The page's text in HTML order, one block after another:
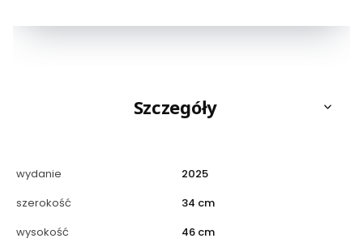
Szczegóły
wydanie
2025
szerokość
34 cm
wysokość
46 cm